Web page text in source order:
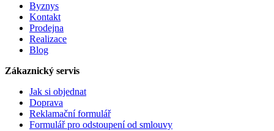
Byznys
Kontakt
Prodejna
Realizace
Blog
Zákaznický servis
Jak si objednat
Doprava
Reklamační formulář
Formulář pro odstoupení od smlouvy